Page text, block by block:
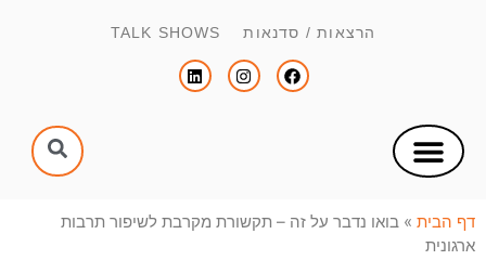
הרצאות / סדנאות TALK SHOWS
נדבר על זה – תקשורת מקרבת לשיפור תרבות